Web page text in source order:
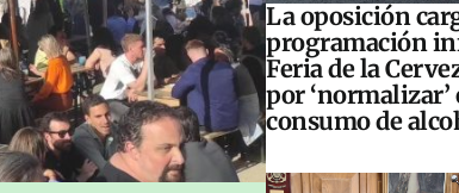
La oposición
programación
Feria de la
por ‘normalizar’
consumo de